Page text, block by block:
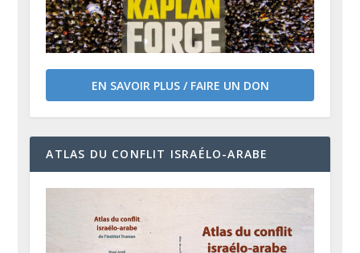
EN SAVOIR PLUS / FAIRE UN DON
ATLAS DU CONFLIT ISRAÉLO-ARABE